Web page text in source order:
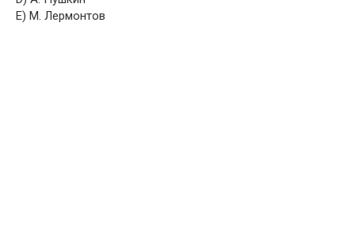
E) М. Лермонтов